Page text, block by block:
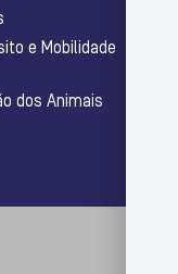
e Mobilidade
dos Animais